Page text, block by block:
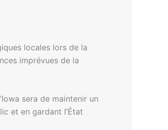
locales lors de la
imprévues de la
sera de maintenir un
et en gardant l’État